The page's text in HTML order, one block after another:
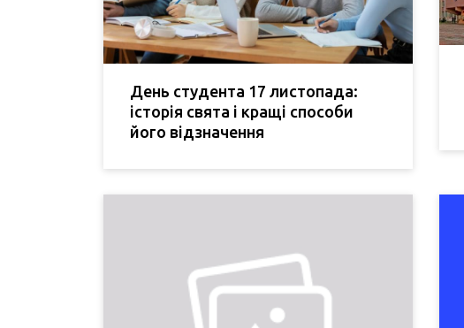
День студента 17 листопада:
історія свята і кращі способи
його відзначення